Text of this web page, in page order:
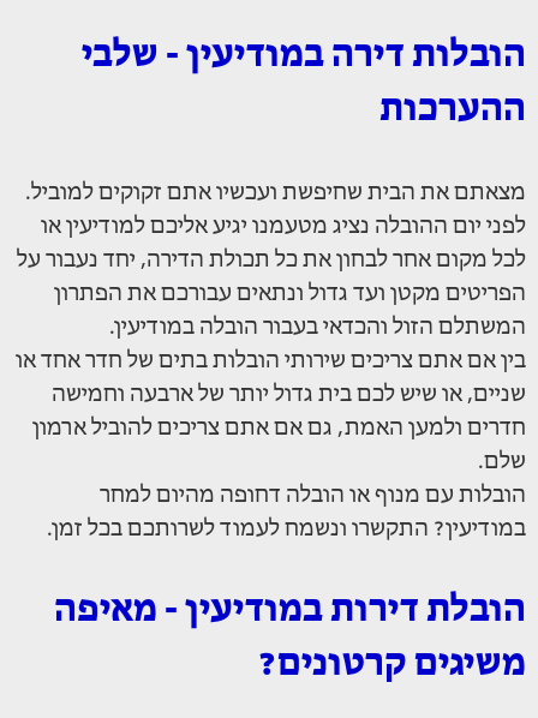
הובלות דירה במודיעין - שלבי
ההערכות
מצאתם את הבית שחיפשת ועכשיו אתם זקוקים למוביל.
לפני יום ההובלה נציג מטעמנו יגיע אליכם למודיעין או
לכל מקום אחר לבחון את כל תכולת הדירה, יחד נעבור על
הפריטים מקטן ועד גדול ונתאים עבורכם את הפתרון
המשתלם הזול והכדאי בעבור הובלה במודיעין.
בין אם אתם צריכים שירותי הובלות בתים של חדר אחד או
שניים, או שיש לכם בית גדול יותר של ארבעה וחמישה
חדרים ולמען האמת, גם אם אתם צריכים להוביל ארמון
שלם.
הובלות עם מנוף או הובלה דחופה מהיום למחר
במודיעין? התקשרו ונשמח לעמוד לשרותכם בכל זמן.
הובלת דירות במודיעין - מאיפה
משיגים קרטונים?